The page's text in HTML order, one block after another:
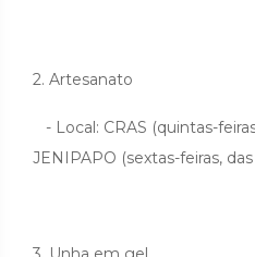
2. Artesanato
- Local: CRAS (quintas-
JENIPAPO (sextas-feiras,